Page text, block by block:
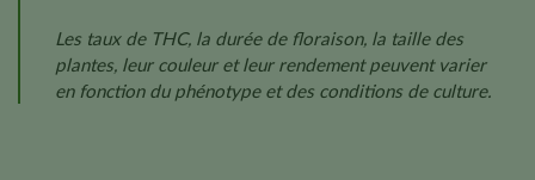
Les taux de THC, la durée de floraison, la taille des
plantes, leur couleur et leur rendement peuvent varier
en fonction du phénotype et des conditions de culture.